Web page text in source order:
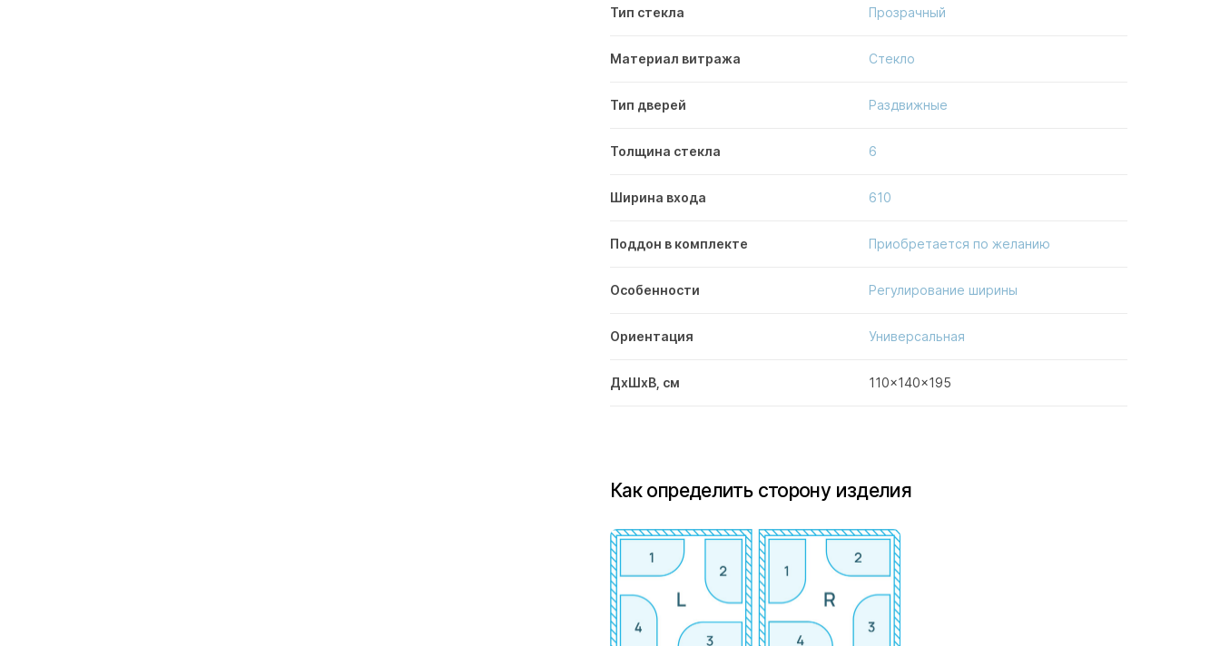
Тип стекла Прозрачный
Материал витража Стекло
Тип дверей Раздвижные
Толщина стекла 6
Ширина входа 610
Поддон в комплекте Приобретается по желанию
Особенности Регулирование ширины
Ориентация Универсальная
ДxШxВ, см 110x140x195
Как определить сторону изделия